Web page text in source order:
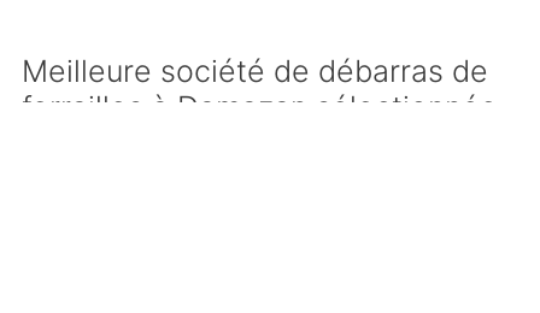
Meilleure société de débarras de
ferrailles à Damazan sélectionnée